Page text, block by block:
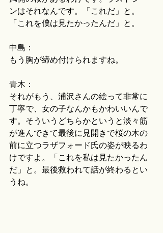
ンはそれなんです。「これだ」と。
「これを僕は見たかったんだ」と。
中島：
もう胸が締め付けられますね。
青木：
それがもう、浦沢さんの絵って非常に
丁寧で、女の子なんかもかわいいんで
す。そういうどちらかというと淡々筋
が進んできて最後に見開きで桜の木の
前に立つラザフォード氏の姿が映るわ
けですよ。「これを私は見たかったん
だ」と。最後救われて話が終わるとい
うね。